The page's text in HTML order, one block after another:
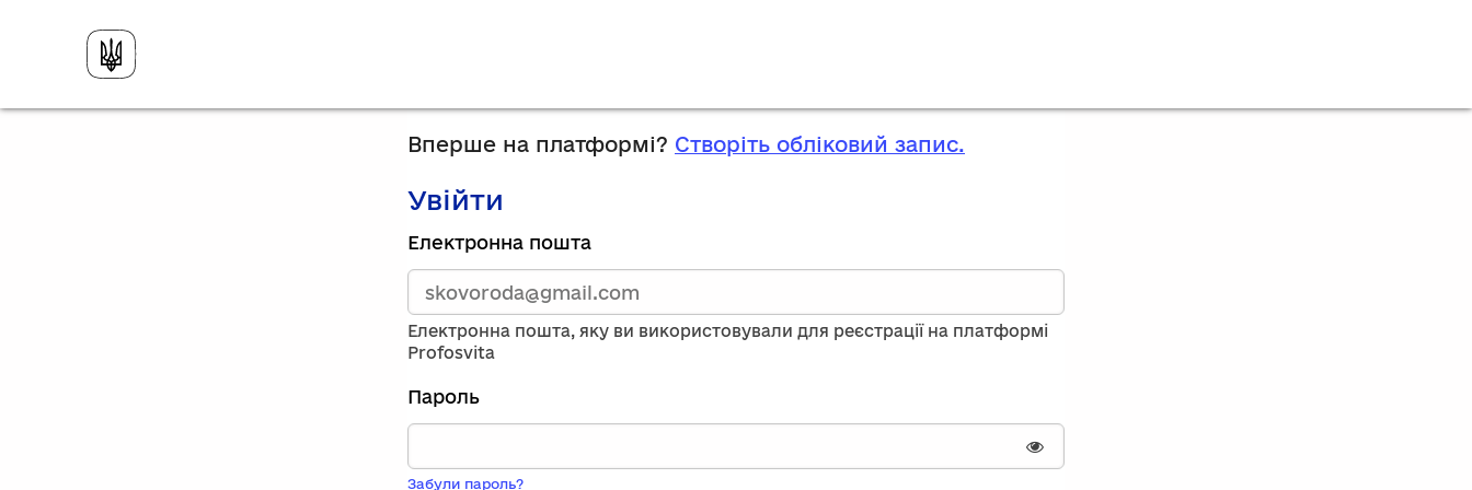
Вперше на платформі? Створіть обліковий запис.
Увійти
Зареєструйтесь,
використавши
електронну
адресу
та
пароль.
Якщо
вас
немає
запису,
Електронна пошта
Електронна пошта, яку ви використовували для реєстрації на платформі
Profosvita
Пароль
Показати пароль
Забули пароль?